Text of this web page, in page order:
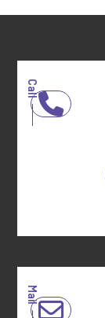
Call
Mail